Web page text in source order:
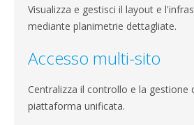
Visualizza e gestisci il layout e
mediante planimetrie dettagliate.
Accesso multi-sito
Centralizza il controllo e la gestione
piattaforma unificata.